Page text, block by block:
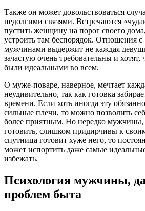
Также он может довольствоваться
недолгими связями. Встречаются
пустить женщину на порог своего
устроить там беспорядок. Отношения
мужчинами выдержит не каждая
зачастую очень требовательны и
были идеальными во всем.
О муже-поваре, наверное, мечтает
неудивительно, так как готовка
времени. Если хоть иногда эту
сильные плечи, то можно позволить
более приятным. Но нередко
готовить, слишком придирчивы к
спутница готовит хуже него, то
может испортить даже самые
избежать.
Психология мужчины,
проблем быта